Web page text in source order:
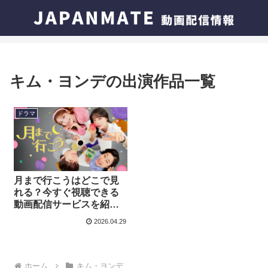
キム・ヨンデの出演作品一覧
ドラマ
月まで行こうはどこで見
れる？今すぐ視聴できる
動画配信サービスを紹
2026.04.29
ホーム キム・ヨンデ